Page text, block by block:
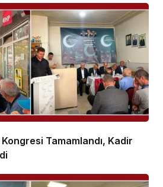
Tamamlandı, Kadir